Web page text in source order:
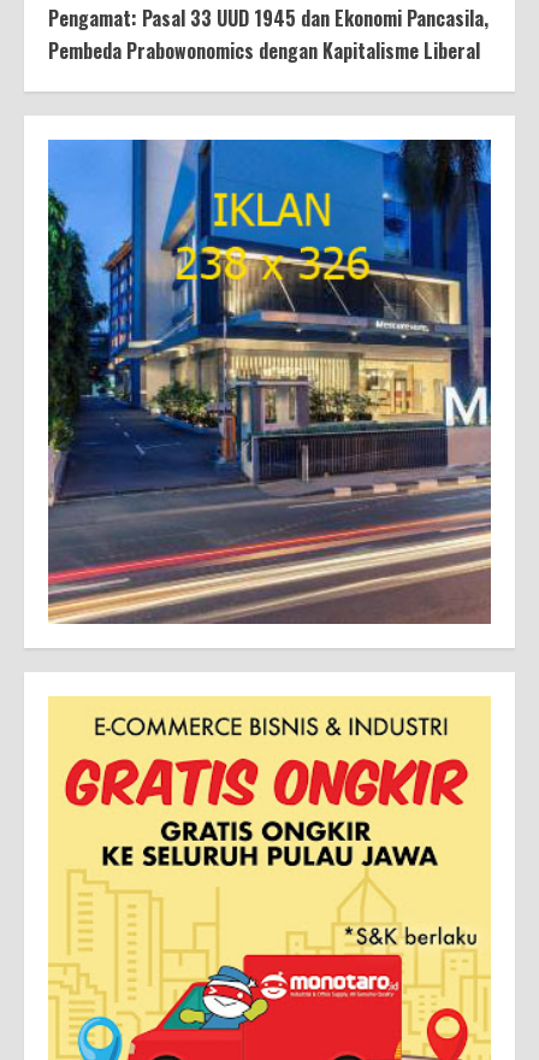
Pengamat: Pasal 33 UUD 1945 dan Ekonomi Pancasila,
Pembeda Prabowonomics dengan Kapitalisme Liberal